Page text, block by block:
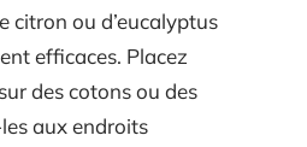
citron ou d’eucalyptus
efficaces. Placez
des cotons ou des
aux endroits